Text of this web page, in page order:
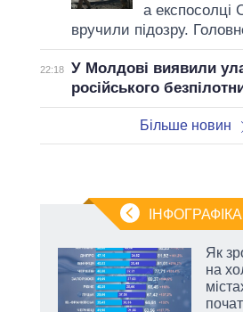
а експосолці
вручили підозру.
22:18
У Молдові виявили
російського
Більше новин
ІНФОГРАФІКА
Як
на